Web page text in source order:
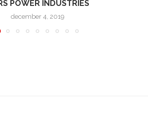
POWER INDUSTRIES
december 4, 2019